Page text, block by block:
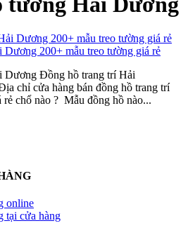
200+ mẫu treo tường giá rẻ
Dương Đồng hồ trang trí Hải
chỉ cửa hàng bán đồng hồ trang trí
chổ nào ? Mẫu đồng hồ nào...
online
tại cửa hàng